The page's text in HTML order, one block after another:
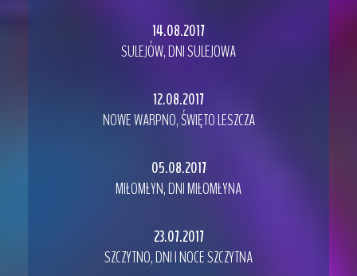
14.08.2017
SULEJÓW, DNI SULEJOWA
12.08.2017
NOWE WARPNO, ŚWIĘTO LESZCZA
05.08.2017
MIŁOMŁYN, DNI MIŁOMŁYNA
23.07.2017
SZCZYTNO, DNI I NOCE SZCZYTNA